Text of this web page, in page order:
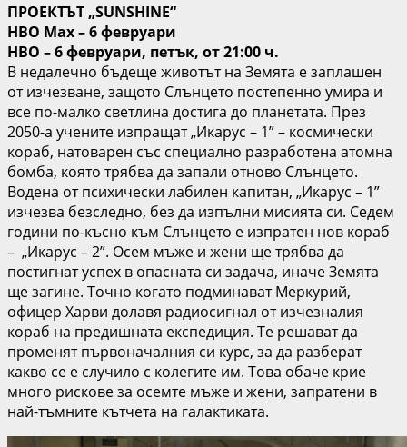
ПРОЕКТЪТ „SUNSHINE“
HBO Max – 6 февруари
HBO – 6 февруари, петък, от 21:00 ч.
В недалечно бъдеще животът на Земята е заплашен
от изчезване, защото Слънцето постепенно умира и
все по-малко светлина достига до планетата. През
2050-а учените изпращат „Икарус – 1” – космически
кораб, натоварен със специално разработена атомна
бомба, която трябва да запали отново Слънцето.
Водена от психически лабилен капитан, „Икарус – 1”
изчезва безследно, без да изпълни мисията си. Седем
години по-късно към Слънцето е изпратен нов кораб
– „Икарус – 2”. Осем мъже и жени ще трябва да
постигнат успех в опасната си задача, иначе Земята
ще загине. Точно когато подминават Меркурий,
офицер Харви долавя радиосигнал от изчезналия
кораб на предишната експедиция. Те решават да
променят първоначалния си курс, за да разберат
какво се е случило с колегите им. Това обаче крие
много рискове за осемте мъже и жени, запратени в
най-тъмните кътчета на галактиката.